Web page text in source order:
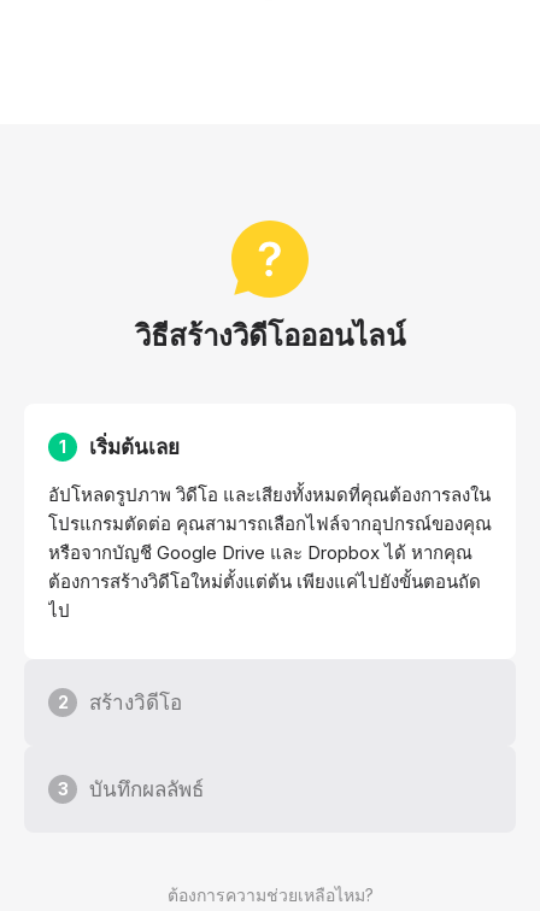
วิธีสร้างวิดีโอออนไลน์
ต้องการความช่วยเหลือไหม?
1 เริ่มต้นเลย
อัปโหลดรูปภาพ วิดีโอ และเสียงทั้งหมดที่คุณต้องการลงใน
โปรแกรมตัดต่อ คุณสามารถเลือกไฟล์จากอุปกรณ์ของคุณ
หรือจากบัญชี Google Drive และ Dropbox ได้ หากคุณ
ต้องการสร้างวิดีโอใหม่ตั้งแต่ต้น เพียงแค่ไปยังขั้นตอนถัด
ไป
2 สร้างวิดีโอ
3 บันทึกผลลัพธ์